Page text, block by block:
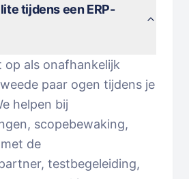
tijdens een ERP-
op als onafhankelijk
paar ogen tijdens je
helpen bij
scopebewaking,
de
testbegeleiding,